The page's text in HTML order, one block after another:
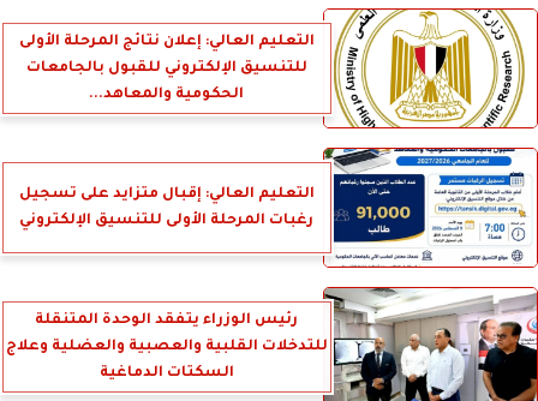
التعليم العالي: إعلان نتائج المرحلة الأولى
للتنسيق الإلكتروني للقبول بالجامعات
الحكومية والمعاهد...
التعليم العالي: إقبال متزايد على تسجيل
رغبات المرحلة الأولى للتنسيق الإلكتروني
رئيس الوزراء يتفقد الوحدة المتنقلة
للتدخلات القلبية والعصبية والعضلية وعلاج
السكتات الدماغية